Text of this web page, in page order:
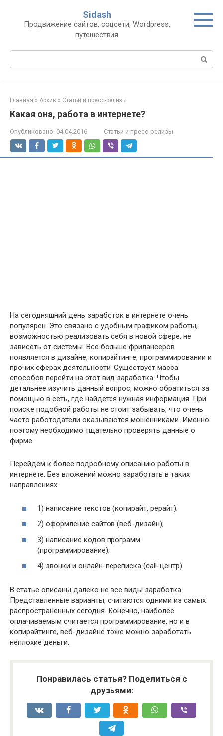
контенту
Sidash
Продвижение сайтов, соцсети, Wordpress,
путешествия
Главная » Архив » Статьи и пресс-релизы
Какая она, работа в интернете?
Опубликовано: 04.04.2016 Статьи и пресс-релизы
На сегодняшний день заработок в интернете очень
популярен. Это связано с удобным графиком работы,
возможностью реализовать себя в новой сфере, не
зависеть от системы. Всё больше фрилансеров
появляется в дизайне, копирайтинге, программировании и
прочих сферах деятельности. Существует масса
способов перейти на этот вид заработка. Чтобы
детальнее изучить данный вопрос, можно обратиться за
помощью в сеть, где найдется нужная информация. При
поиске подобной работы не стоит забывать, что очень
часто работодатели оказываются мошенниками. Именно
поэтому необходимо тщательно проверять данные о
фирме.
Перейдём к более подробному описанию работы в
интернете. Без вложений можно заработать в таких
направлениях:
1) написание текстов (копирайт, рерайт);
2) оформление сайтов (веб-дизайн);
3) написание кодов программ
(программирование);
4) звонки и онлайн-переписка (call-центр)
В статье описаны далеко не все виды заработка.
Представленные варианты, считаются одними из самых
распространенных сегодня. Конечно, наиболее
оплачиваемым считается программирование, но и в
копирайтинге, веб-дизайне тоже можно заработать
неплохие деньги.
Понравилась статья? Поделиться с
друзьями: